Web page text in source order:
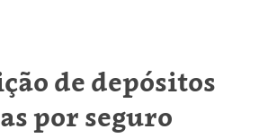
de depósitos
por seguro